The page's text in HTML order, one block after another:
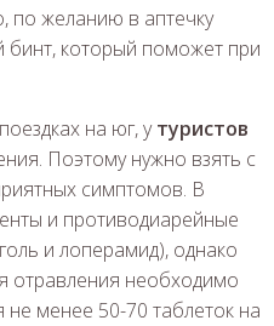
по желанию в аптечку
который поможет при
на юг, утуристов
Поэтому нужно взять с
симптомов. В
и противодиарейные
и лоперамид), однако
отравления необходимо
не менее 50-70 таблеток на